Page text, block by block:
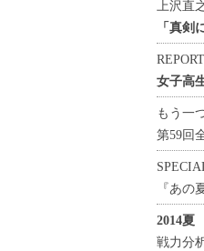
上沢直
「真
女子高
もう一
第59回
『あの
2014夏
戦力分